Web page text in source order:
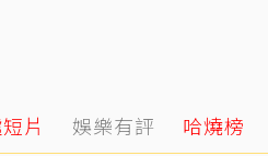
片 娛樂有評 哈燒榜